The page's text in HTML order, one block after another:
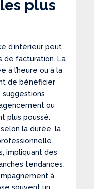
plus
d’intérieur peut
de facturation. La
à l’heure ou à la
de bénéficier
ou
plus poussé.
la durée, la
impliquant des
tendances,
à